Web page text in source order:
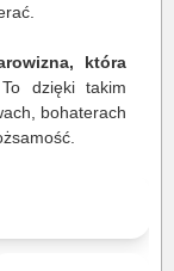
która
To dzięki takim
bohaterach